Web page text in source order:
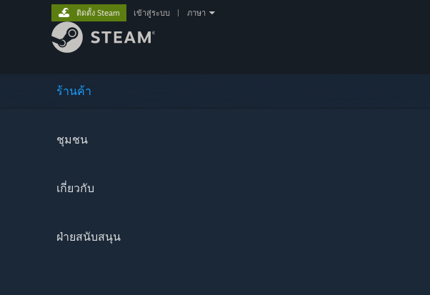
ร้านค้า
ชุมชน
เกี่ยวกับ
ฝ่ายสนับสนุน
ติดตั้ง Steam เข้าสู่ระบบ ภาษา